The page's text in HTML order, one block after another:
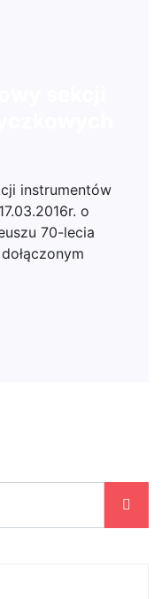
instrumentów
o
70-lecia